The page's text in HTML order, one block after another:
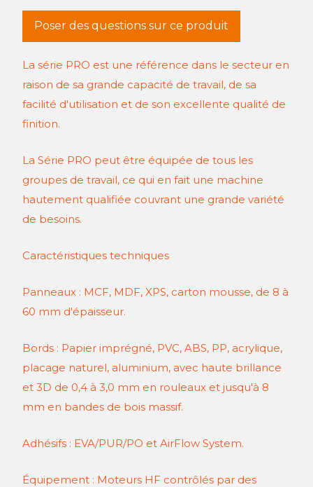
Poser des questions sur ce produit
La série PRO est une référence dans le secteur en
raison de sa grande capacité de travail, de sa
facilité d'utilisation et de son excellente qualité de
finition.
La Série PRO peut être équipée de tous les
groupes de travail, ce qui en fait une machine
hautement qualifiée couvrant une grande variété
de besoins.
Caractéristiques techniques
Panneaux : MCF, MDF, XPS, carton mousse, de 8 à
60 mm d'épaisseur.
Bords : Papier imprégné, PVC, ABS, PP, acrylique,
placage naturel, aluminium, avec haute brillance
et 3D de 0,4 à 3,0 mm en rouleaux et jusqu'à 8
mm en bandes de bois massif.
Adhésifs : EVA/PUR/PO et AirFlow System.
Équipement : Moteurs HF contrôlés par des